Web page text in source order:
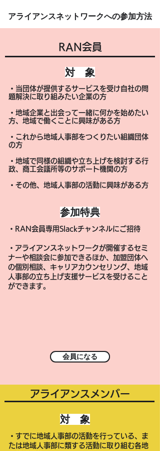
​アライアンスネットワークへの参加方法
RAN会員
​対 象
・当団体が提供するサービスを受け自社の問
題解決に取り組みたい企業の方
・地域企業と出会って一緒に何かを始めたい
方、地域で働くことに興味がある方
​・これから地域人事部をつくりたい組織団体
の方
・地域で同様の組織や立ち上げを検討する行
政、商工会議所等のサポート機関の方
・その他、地域人事部の活動に興味がある方
​参加特典
・RAN会員専用Slackチャンネルにご招待
・アライアンスネットワークが開催するセミ
ナーや相談会に参加できるほか、加盟団体へ
の個別相談、キャリアカウンセリング、地域
人事部の立ち上げ支援サービスを受けること
ができます。
会員になる
​アライアンスメンバー
​対 象
・すでに地域人事部の活動を行っている、ま
たは地域人事部に類する活動に取り組む各地